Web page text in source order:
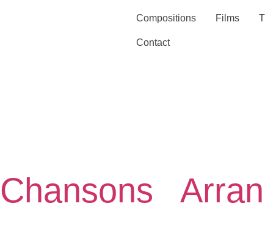
Compositions Films
Contact
Chansons